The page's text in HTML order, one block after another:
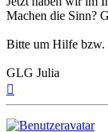
Machen die Sinn?
Bitte um Hilfe bzw.
GLG Julia
oben